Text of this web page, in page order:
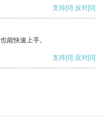
支持[0] 反对[0]
能快速上手。
支持[0] 反对[0]